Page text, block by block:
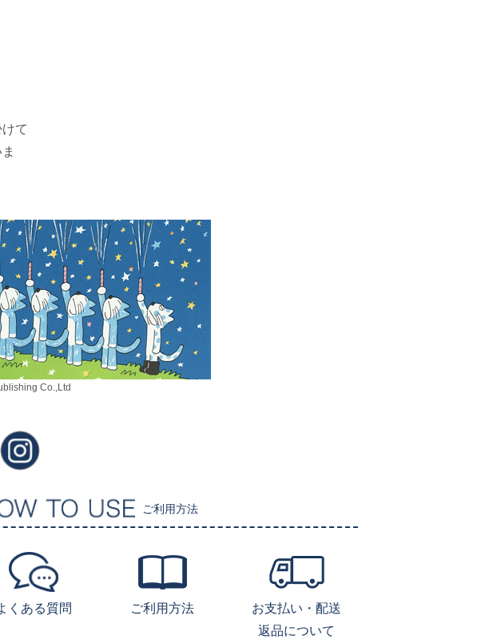
て
Co.,Ltd
ご利用方法
くある質問 ご利用方法
お支払い・配送
返品について